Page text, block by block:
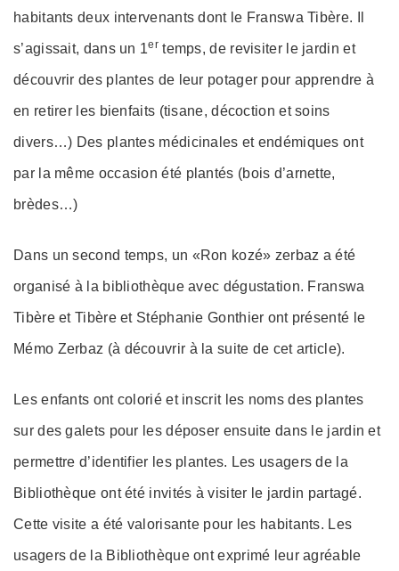
habitants deux intervenants dont le Franswa Tibère. Il
s’agissait, dans un 1er temps, de revisiter le jardin et
découvrir des plantes de leur potager pour apprendre à
en retirer les bienfaits (tisane, décoction et soins
divers…) Des plantes médicinales et endémiques ont
par la même occasion été plantés (bois d’arnette,
brèdes…)
Dans un second temps, un «Ron kozé» zerbaz a été
organisé à la bibliothèque avec dégustation. Franswa
Tibère et Tibère et Stéphanie Gonthier ont présenté le
Mémo Zerbaz (à découvrir à la suite de cet article).
Les enfants ont colorié et inscrit les noms des plantes
sur des galets pour les déposer ensuite dans le jardin et
permettre d’identifier les plantes. Les usagers de la
Bibliothèque ont été invités à visiter le jardin partagé.
Cette visite a été valorisante pour les habitants. Les
usagers de la Bibliothèque ont exprimé leur agréable